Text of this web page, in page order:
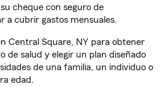
cheque con seguro de
a cubrir gastos mensuales.
Central Square, NY para obtener
de salud y elegir un plan diseñado
de una familia, un individuo o
edad.